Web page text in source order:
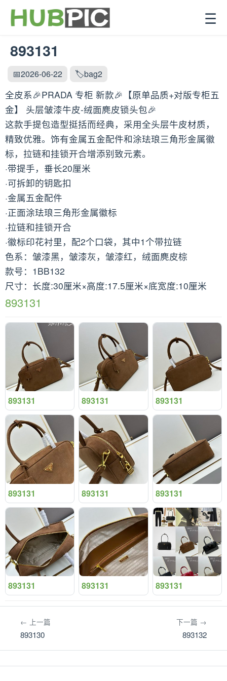
☰
893131
📅2026-06-22 🏷️bag2
全皮系🎉PRADA 专柜 新款🎉【原单品质+对版专柜五
金】 头层皱漆牛皮-绒面麂皮锁头包🎉
这款手提包造型挺括而经典，采用全头层牛皮材质，
精致优雅。饰有金属五金配件和涂珐琅三角形金属徽
标，拉链和挂锁开合增添别致元素。
·带提手，垂长20厘米
·可拆卸的钥匙扣
·金属五金配件
·正面涂珐琅三角形金属徽标
·拉链和挂锁开合
·徽标印花衬里，配2个口袋，其中1个带拉链
色系：皱漆黑，皱漆灰，皱漆红，绒面麂皮棕
款号：1BB132
尺寸：长度:30厘米×高度:17.5厘米×底宽度:10厘米
893131
893131 893131 893131
893131 893131 893131
893131 893131 893131
← 上一篇
893130
下一篇 →
893132